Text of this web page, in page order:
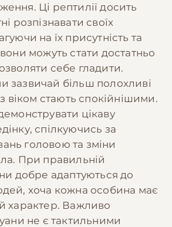
Ці рептилії досить
розпізнавати своїх
на їх присутність та
можуть стати достатньо
себе гладити.
зазвичай більш полохливі
віком стають спокійнішими.
цікаву
спілкуючись за
головою та зміни
При правильній
добре адаптуються до
хоча кожна особина має
характер. Важливо
не є тактильними